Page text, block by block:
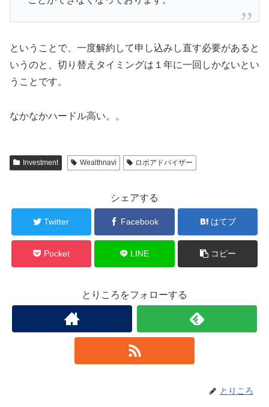
ということで、一度解約して申し込みし直す必要があると
いうのと、切り替えタイミングは１年に一回しかないとい
うことです。
なかなかハードル高い。。
Investment Wealthnavi ロボアドバイザー
シェアする
Twitter Facebook はてブ
Pocket LINE コピー
とりころをフォローする
とりころ